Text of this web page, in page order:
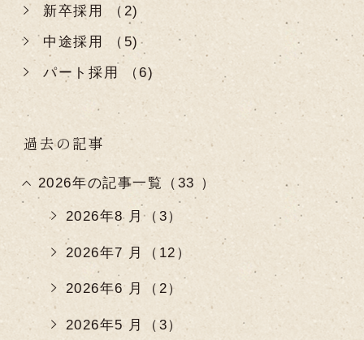
新卒採用 （2)
中途採用 （5)
パート採用 （6)
過去の記事
2026年の記事一覧（33 ）
2026年8 月（3）
2026年7 月（12）
2026年6 月（2）
2026年5 月（3）